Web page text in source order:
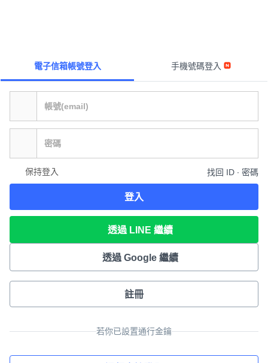
電子信箱帳號登入 手機號碼登入
保持登入 找回 ID ∙ 密碼
登入
透過 LINE 繼續
透過 Google 繼續
註冊
若你已設置通行金鑰